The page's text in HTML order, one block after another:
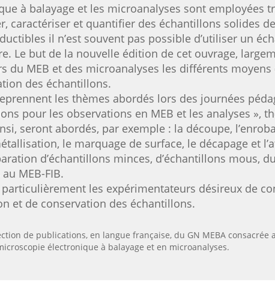
à balayage et les microanalyses sont employées
caractériser et quantifier des échantillons solides
il n’est souvent pas possible d’utiliser un
Le but de la nouvelle édition de cet ouvrage,
du MEB et des microanalyses les différents
des échantillons.
les thèmes abordés lors des journées
pour les observations en MEB et les analyses »,
seront abordés, par exemple : la découpe,
le marquage de surface, le décapage et
d’échantillons minces, d’échantillons mous,
MEB-FIB.
les expérimentateurs désireux de
et de conservation des échantillons.
de publications, en langue française, du GN MEBA
électronique à balayage et en microanalyses.